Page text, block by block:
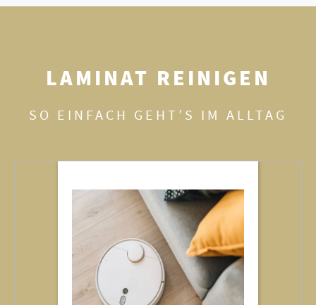
LAMINAT REINIGEN
SO EINFACH GEHT’S IM ALLTAG